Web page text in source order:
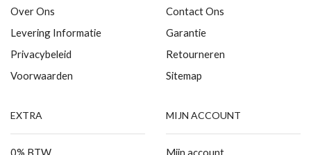
Over Ons
Levering Informatie
Privacybeleid
Voorwaarden
Contact Ons
Garantie
Retourneren
Sitemap
EXTRA
0% BTW
MIJN ACCOUNT
Mijn account